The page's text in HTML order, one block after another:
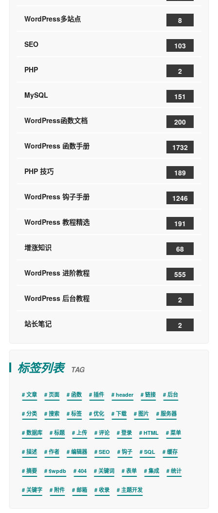
WordPress多站点 8
SEO 103
PHP 2
MySQL 151
WordPress函数文档 200
WordPress 函数手册 1732
PHP 技巧 189
WordPress 钩子手册 1246
WordPress 教程精选 191
增涨知识 68
WordPress 进阶教程 555
WordPress 后台教程 2
站长笔记 2
标签列表 TAG
文章 页面 函数 插件 header 链接 后台
分类 搜索 标签 优化 下载 图片 服务器
数据库 标题 上传 评论 登录 HTML 菜单
描述 作者 编辑器 SEO 钩子 SQL 缓存
摘要 $wpdb 404 关键词 表单 集成 统计
关键字 附件 邮箱 收录 主题开发